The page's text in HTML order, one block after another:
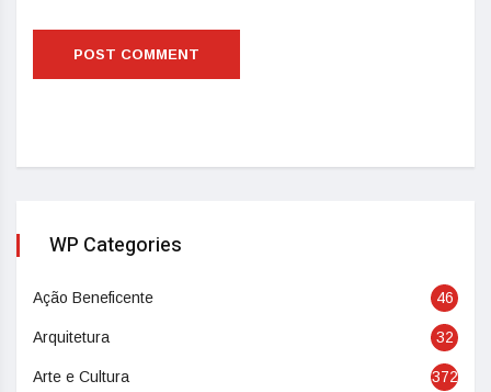
WP Categories
Ação Beneficente 46
Arquitetura 32
Arte e Cultura 372